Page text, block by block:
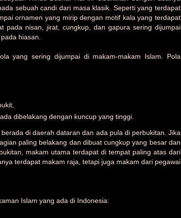
sebuah candi dari masa klasik. Seperti yang terdapat
ornamen yang mirip dengan motif kala yang terdapat
pada nisan, jirat, cungkup, dan gapura sering dijumpai
hiasan.
yang sering dijumpai di makam-makam Islam. Pola
dibelakang dengan kuncup yang tinggi.
di daerah dataran dan ada pula di perbukitan. Jika
paling belakang dan dibuat cungkup yang besar dan
makam utama terdapat di tempat paling atas dari
terdapat makam raja, tetapi juga makam dari pegawai
Islam yang ada di Indonesia: